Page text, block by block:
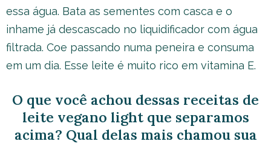
essa água. Bata as sementes com casca e o
inhame já descascado no liquidificador com água
filtrada. Coe passando numa peneira e consuma
em um dia. Esse leite é muito rico em vitamina E.
O que você achou dessas receitas de
leite vegano light que separamos
acima? Qual delas mais chamou sua